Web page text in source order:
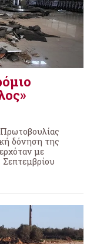
δόνηση της
με